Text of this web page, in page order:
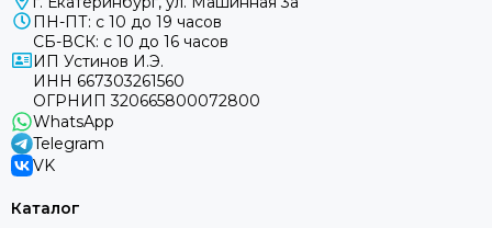
ПН-ПТ: с 10 до 19 часов
СБ-ВСК: с 10 до 16 часов
ИП Устинов И.Э.
ИНН 667303261560
ОГРНИП 320665800072800
WhatsApp
Telegram
VK
Каталог